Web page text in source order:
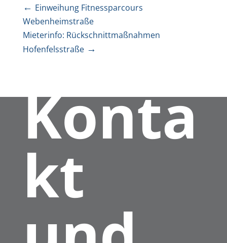
← Einweihung Fitnessparcours
Webenheimstraße
Mieterinfo: Rückschnittmaßnahmen
Hofenfelsstraße→
Konta
kt